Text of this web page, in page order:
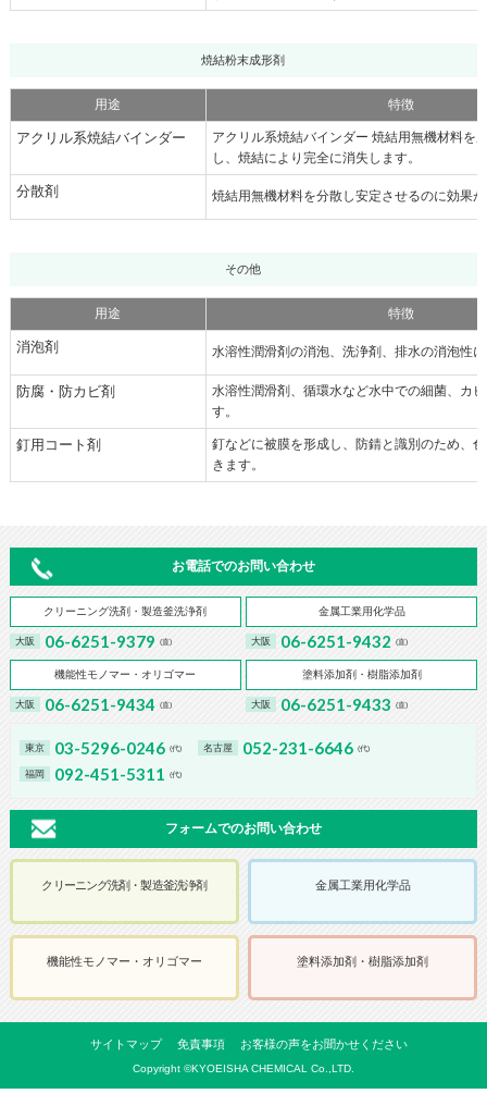
焼結粉末成形剤
用途 特徴
アクリル系焼結バインダー
アクリル系焼結バインダー 焼結用無機材料を
し、焼結により完全に消失します。
分散剤 焼結用無機材料を分散し安定させるのに効果
その他
用途 特徴
消泡剤 水溶性潤滑剤の消泡、洗浄剤、排水の消泡性
防腐・防カビ剤
水溶性潤滑剤、循環水など水中での細菌、カ
す。
釘用コート剤
釘などに被膜を形成し、防錆と識別のため、
きます。
お電話でのお問い合わせ
クリーニング洗剤・製造釜洗浄剤
大阪 06-6251-9379 (直)
金属工業用化学品
大阪 06-6251-9432 (直)
機能性モノマー・オリゴマー
大阪 06-6251-9434 (直)
塗料添加剤・樹脂添加剤
大阪 06-6251-9433 (直)
東京 03-5296-0246 (代) 名古屋 052-231-6646 (代)
福岡 092-451-5311 (代)
フォームでのお問い合わせ
クリーニング洗剤・製造釜洗浄剤 金属工業用化学品
機能性モノマー・オリゴマー 塗料添加剤・樹脂添加剤
サイトマップ 免責事項 お客様の声をお聞かせください
Copyright ©KYOEISHA CHEMICAL Co.,LTD.